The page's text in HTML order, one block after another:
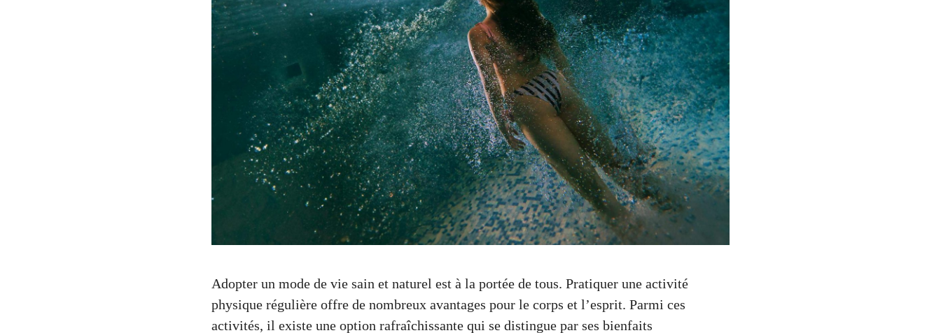
Adopter un mode de vie sain et naturel est à la portée de tous. Pratiquer une activité
physique régulière offre de nombreux avantages pour le corps et l’esprit. Parmi ces
activités, il existe une option rafraîchissante qui se distingue par ses bienfaits